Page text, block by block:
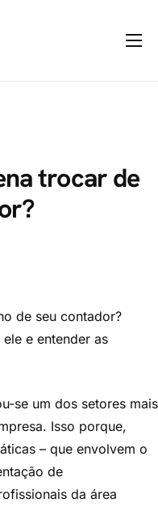
trocar de
de seu contador?
e entender as
se um dos setores mais
Isso porque,
– que envolvem o
de
da área